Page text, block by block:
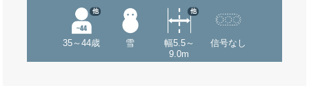
35～44歳
他
雪
幅5.5～
9.0m
他
信号なし